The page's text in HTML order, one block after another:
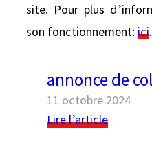
Black geometric
site. Pour plus
son fonctionnement: ici.
annonce de
11 octobre 2024
Lire l’article: